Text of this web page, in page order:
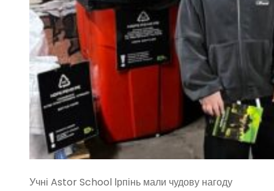
Учні Astor School Ірпінь мали чудову нагоду